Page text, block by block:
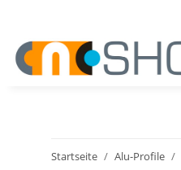
Startseite Alu-Profile